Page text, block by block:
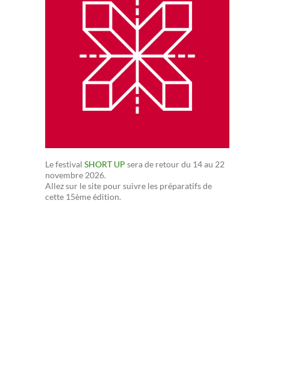
Le festival SHORT UP sera de retour du 14 au 22
novembre 2026.
Allez sur le site pour suivre les préparatifs de
cette 15ème édition.